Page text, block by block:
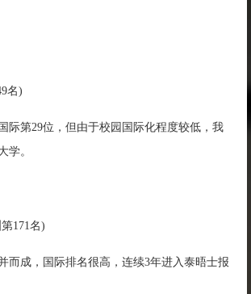
名)
际第29位，但由于校园国际化程度较低，我
学。
171名)
而成，国际排名很高，连续3年进入泰晤士报